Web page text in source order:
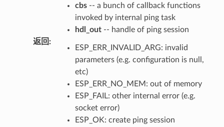
cbs-- a bunch of callback functions
invoked by internal ping task
hdl_out-- handle of ping session
返回 :
ESP_ERR_INVALID_ARG: invalid
parameters (e.g. configuration is null,
etc)
ESP_ERR_NO_MEM: out of memory
ESP_FAIL: other internal error (e.g.
socket error)
ESP_OK: create ping session